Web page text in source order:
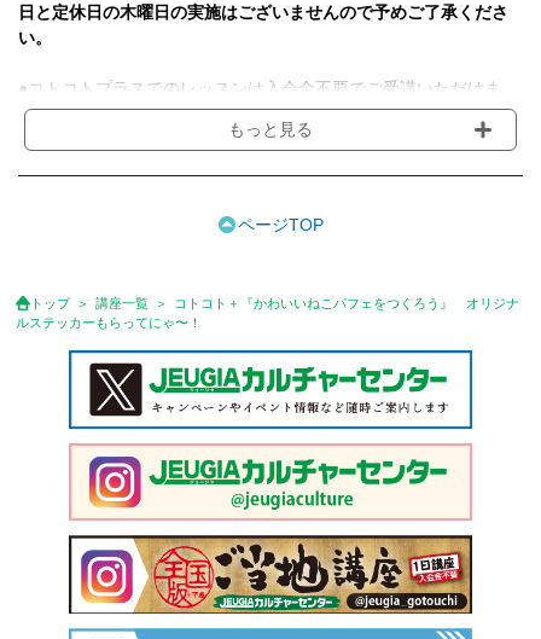
日と定休日の木曜日の実施はございませんので予めご了承くださ
い。
●コトコトプラスでのレッスンは入会金不要でご受講いただけま
す。
●受講料には、教材費・材料費・その他費用が含まれております。
中止する場合は、体験料を返金させていただきます。
●お支払い完了後の、当日キャンセル・途中入室（遅刻）・途中退
●体験前々日の19時(営業時間内)までにご連絡をいただいた場合は
キャンセル料は発生いたしませんが、営業時間終了後(19時以降)ま
た当日キャンセルの場合は、予定していた体験料金の50％をキャ
ンセル料としてお支払い願います。
●参加人数が一定に満たない場合、体験を中止または延期すること
があります。
もっと見る
ページTOP
トップ 講座一覧
コトコト＋『かわいいねこパフェをつくろう』 オリジナ
ルステッカーもらってにゃ〜！